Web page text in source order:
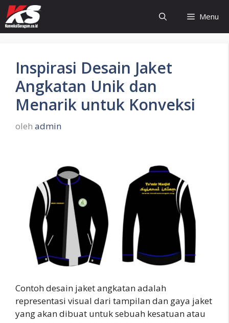
Langsung
ke
isi
Menu
Inspirasi Desain Jaket
Angkatan Unik dan
Menarik untuk Konveksi
oleh admin
Contoh desain jaket angkatan adalah
representasi visual dari tampilan dan gaya jaket
yang akan dibuat untuk sebuah kesatuan atau